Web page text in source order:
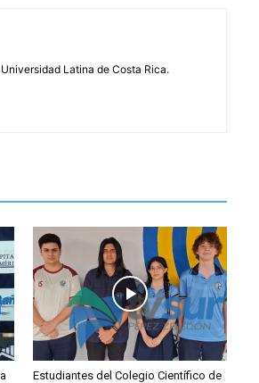
Latina de Costa Rica.
Estudiantes del Colegio Científico de